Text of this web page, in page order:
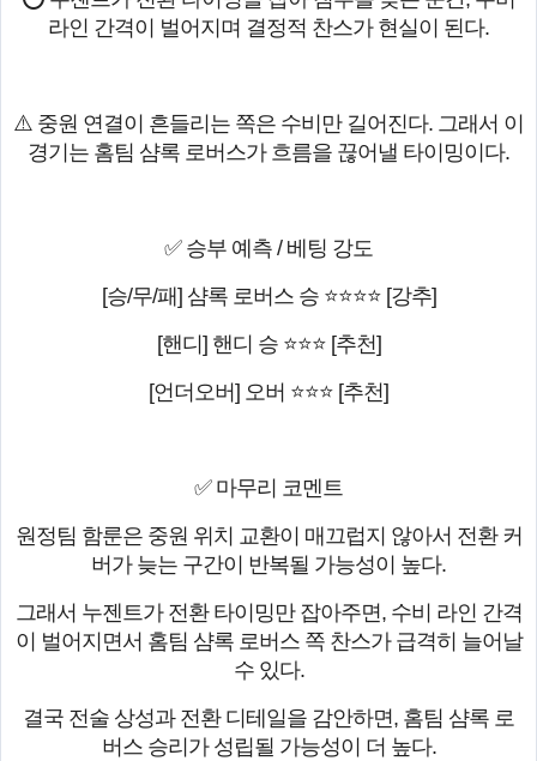
라인 간격이 벌어지며 결정적 찬스가 현실이 된다.
⚠️ 중원 연결이 흔들리는 쪽은 수비만 길어진다. 그래서 이
경기는 홈팀 샴록 로버스가 흐름을 끊어낼 타이밍이다.
✅ 승부 예측 / 베팅 강도
[승/무/패] 샴록 로버스 승 ⭐⭐⭐⭐ [강추]
[핸디] 핸디 승 ⭐⭐⭐ [추천]
[언더오버] 오버 ⭐⭐⭐ [추천]
✅ 마무리 코멘트
원정팀 함룬은 중원 위치 교환이 매끄럽지 않아서 전환 커
버가 늦는 구간이 반복될 가능성이 높다.
그래서 누젠트가 전환 타이밍만 잡아주면, 수비 라인 간격
이 벌어지면서 홈팀 샴록 로버스 쪽 찬스가 급격히 늘어날
수 있다.
결국 전술 상성과 전환 디테일을 감안하면, 홈팀 샴록 로
버스 승리가 성립될 가능성이 더 높다.